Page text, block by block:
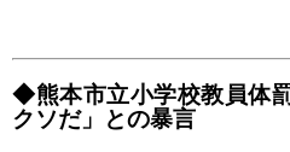
◆熊本市立小学校教員体
クソだ」との暴言